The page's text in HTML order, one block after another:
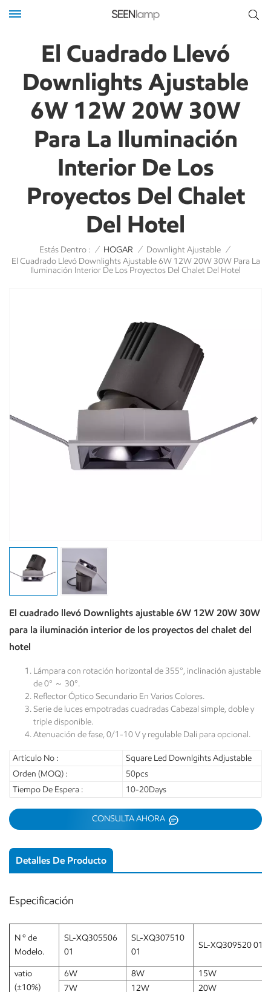
El Cuadrado Llevó
Downlights Ajustable
6W 12W 20W 30W
Para La Iluminación
Interior De Los
Proyectos Del Chalet
Del Hotel
Estás Dentro : / HOGAR / Downlight Ajustable /
El Cuadrado Llevó Downlights Ajustable 6W 12W 20W 30W Para La
Iluminación Interior De Los Proyectos Del Chalet Del Hotel
El cuadrado llevó Downlights ajustable 6W 12W 20W 30W
para la iluminación interior de los proyectos del chalet del
hotel
Lámpara con rotación horizontal de 355°, inclinación ajustable
de 0° ～ 30°.
Reflector Óptico Secundario En Varios Colores.
Serie de luces empotradas cuadradas Cabezal simple, doble y
triple disponible.
Atenuación de fase, 0/1-10 V y regulable Dali para opcional.
Artículo No :
Square Led Downlgihts Adjustable
Orden (MOQ) :
50pcs
Tiempo De Espera :
10-20Days
CONSULTA AHORA
Detalles De Producto
Especificación
N º de
Modelo.
SL-XQ305506
01
SL-XQ307510
01
SL-XQ309520 01
vatio
(±10%)
6W 8W
15W
7W
12W
20W